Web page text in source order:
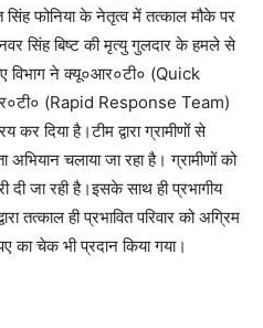
फोनिया के नेतृत्व में तत्काल मौके पर
सिंह बिष्ट की मृत्यु गुलदार के हमले से
विभाग ने क्यू०आर०टी० (Quick
(Rapid Response Team)
कर दिया है।टीम द्वारा ग्रामीणों से
चलाया जा रहा है। ग्रामीणों को
दी जा रही है।इसके साथ ही प्रभागीय
तत्काल ही प्रभावित परिवार को अग्रिम
का चेक भी प्रदान किया गया।